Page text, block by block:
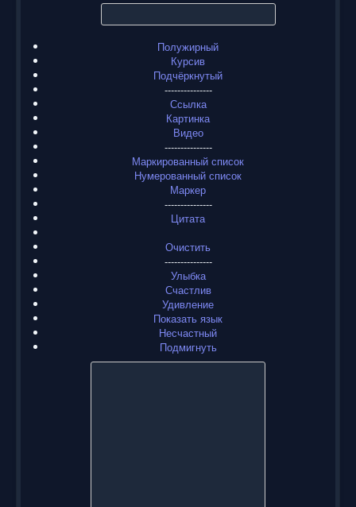
Полужирный
Курсив
Подчёркнутый
---------------
Ссылка
Картинка
Видео
---------------
Маркированный список
Нумерованный список
Маркер
---------------
Цитата
Очистить
---------------
Улыбка
Счастлив
Удивление
Показать язык
Несчастный
Подмигнуть